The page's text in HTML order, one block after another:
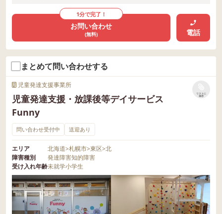
1分で完了！
お問い合わせ
(無料) 電話
まとめて問い合わせする
児童発達支援事業所
児童発達支援・放課後等デイサービス
Funny
リストに
保存
問い合わせ受付中 送迎あり
エリア 北海道>札幌市>東区>北
障害種別
発達障害知的障害
受け入れ年齢未就学小学生